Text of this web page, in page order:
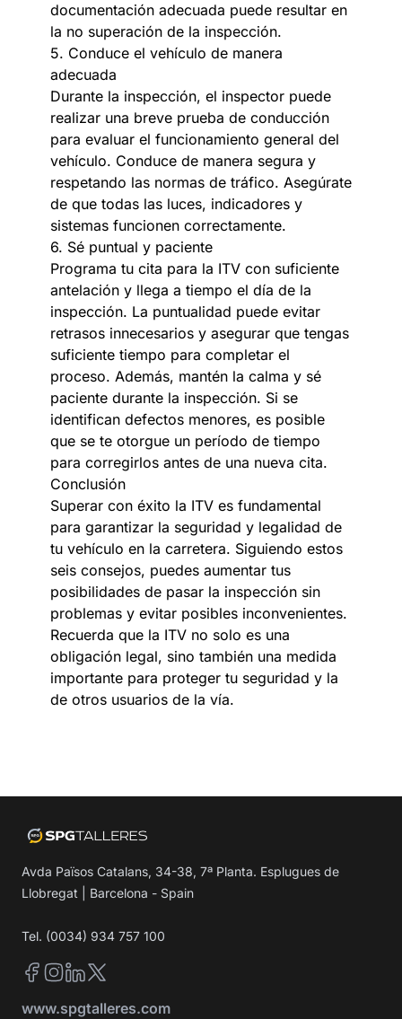
documentación adecuada puede resultar en
la no superación de la inspección.
5. Conduce el vehículo de manera
adecuada
Durante la inspección, el inspector puede
realizar una breve prueba de conducción
para evaluar el funcionamiento general del
vehículo. Conduce de manera segura y
respetando las normas de tráfico. Asegúrate
de que todas las luces, indicadores y
sistemas funcionen correctamente.
6. Sé puntual y paciente
Programa tu cita para la ITV con suficiente
antelación y llega a tiempo el día de la
inspección. La puntualidad puede evitar
retrasos innecesarios y asegurar que tengas
suficiente tiempo para completar el
proceso. Además, mantén la calma y sé
paciente durante la inspección. Si se
identifican defectos menores, es posible
que se te otorgue un período de tiempo
para corregirlos antes de una nueva cita.
Conclusión
Superar con éxito la ITV es fundamental
para garantizar la seguridad y legalidad de
tu vehículo en la carretera. Siguiendo estos
seis consejos, puedes aumentar tus
posibilidades de pasar la inspección sin
problemas y evitar posibles inconvenientes.
Recuerda que la ITV no solo es una
obligación legal, sino también una medida
importante para proteger tu seguridad y la
de otros usuarios de la vía.
Avda Països Catalans, 34-38, 7ª Planta. Esplugues de
Llobregat | Barcelona - Spain
Tel. (0034) 934 757 100
Facebook
Instagram
LinkedIn
Twitter
www.spgtalleres.com